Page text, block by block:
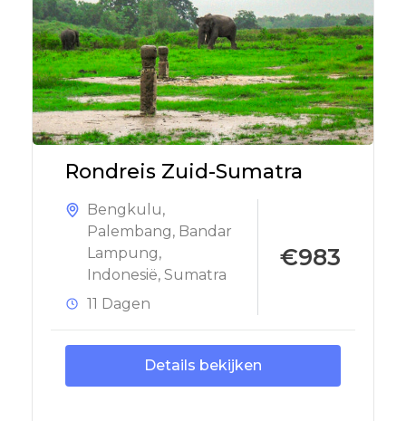
Rondreis Zuid-Sumatra
Bengkulu,
Palembang, Bandar
Lampung,
Indonesië, Sumatra
11 Dagen
€983
Details bekijken